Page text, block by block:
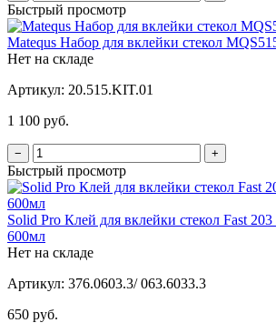
Быстрый просмотр
Matequs Набор для вклейки стекол
Нет на складе
Артикул: 20.515.KIT.01
1 100 руб.
− +
Быстрый просмотр
Solid Pro Клей для вклейки стекол Fast 203
600мл
Нет на складе
Артикул: 376.0603.3/ 063.6033.3
650 руб.